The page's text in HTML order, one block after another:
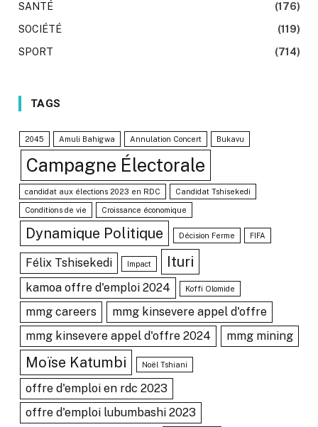
SANTÉ
(176)
SOCIÉTÉ
(119)
SPORT
(714)
TAGS
2045 Amuli Bahigwa Annulation Concert Bukavu
Campagne Électorale
candidat aux élections 2023 en RDC Candidat Tshisekedi
Conditions de vie Croissance économique
Dynamique Politique Décision Ferme FIFA
Félix Tshisekedi Impact Ituri
kamoa offre d'emploi 2024 Koffi Olomide
mmg careers
mmg kinsevere appel d'offre
mmg kinsevere appel d'offre 2024
mmg mining
Moïse Katumbi Noël Tshiani
offre d'emploi en rdc 2023
offre d'emploi lubumbashi 2023